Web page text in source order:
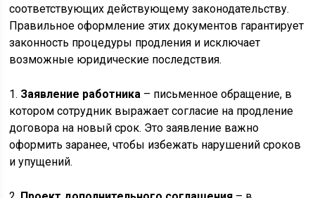
соответствующих действующему законодательству.
Правильное оформление этих документов гарантирует
законность процедуры продления и исключает
возможные юридические последствия.
1. Заявление работника – письменное обращение, в
котором сотрудник выражает согласие на продление
договора на новый срок. Это заявление важно
оформить заранее, чтобы избежать нарушений сроков
и упущений.